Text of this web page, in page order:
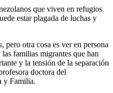
que viven en refugios
estar plagada de luchas y
pero otra cosa es ver en persona
familias migrantes que han
y la tensión de la separación
doctora del
y Familia.